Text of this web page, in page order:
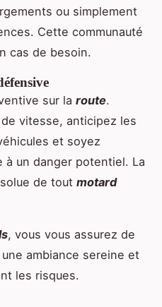
ou simplement
Cette communauté
cas de besoin.
sur la route.
vitesse, anticipez les
et soyez
un danger potentiel. La
de tout motard
, vous vous assurez de
ambiance sereine et
les risques.